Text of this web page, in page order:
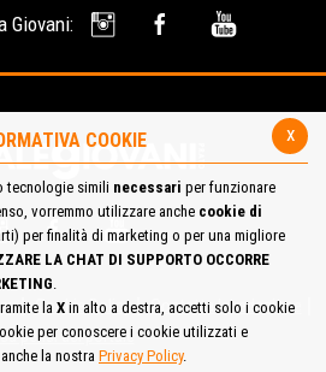
Giovani:
Cookie Policy
Contatta la redazione
pensi del portale
x
COOKIE
tecnologie simili necessari per funzionare
vorremmo utilizzare anche cookie di
per finalità di marketing o per una migliore
LA CHAT DI SUPPORTO OCCORRE
.
la X in alto a destra, accetti solo i cookie
per conoscere i cookie utilizzati e
la nostra Privacy Policy.